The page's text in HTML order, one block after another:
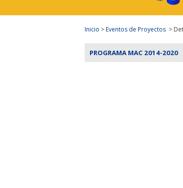
Inicio >Eventos de Proyectos >
PROGRAMA MAC 2014-2020